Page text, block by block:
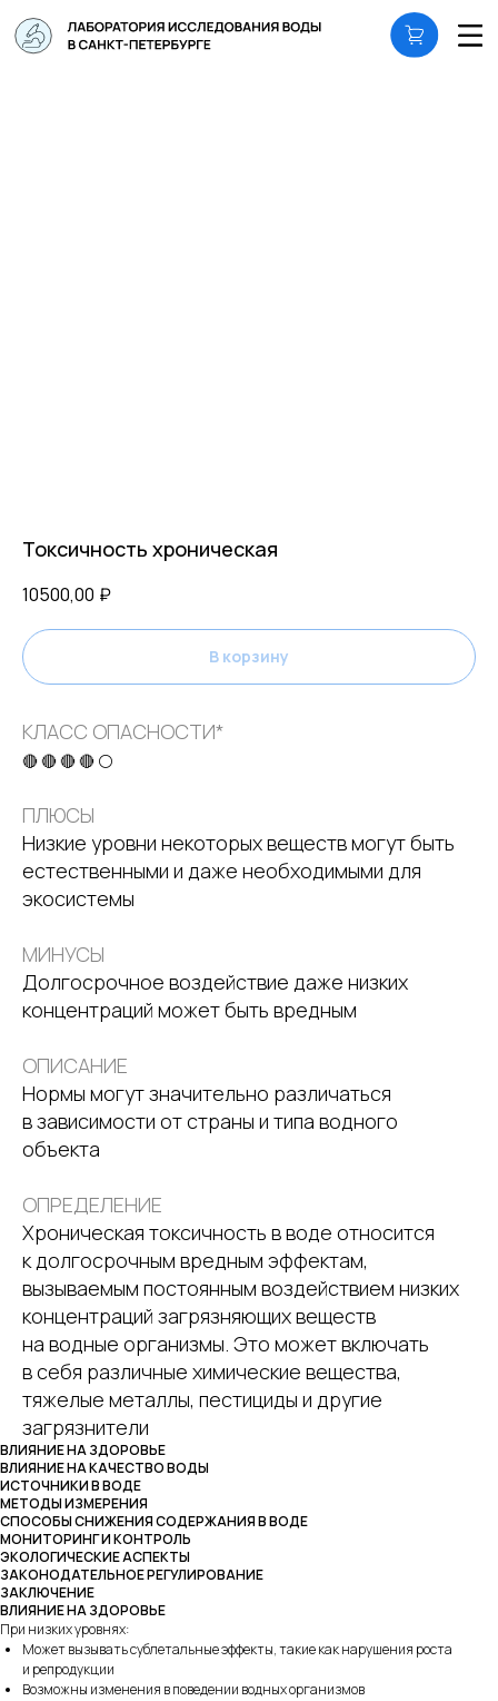
Токсичность хроническая
10500,00 ₽
В корзину
КЛАСС ОПАСНОСТИ*
🔴 🔴 🔴 🔴 ⚪
ПЛЮСЫ
Низкие уровни некоторых веществ могут быть
естественными и даже необходимыми для
экосистемы
МИНУСЫ
Долгосрочное воздействие даже низких
концентраций может быть вредным
ОПИСАНИЕ
Нормы могут значительно различаться
в зависимости от страны и типа водного
объекта
ОПРЕДЕЛЕНИЕ
Хроническая токсичность в воде относится
к долгосрочным вредным эффектам,
вызываемым постоянным воздействием низких
концентраций загрязняющих веществ
на водные организмы. Это может включать
в себя различные химические вещества,
тяжелые металлы, пестициды и другие
загрязнители
ВЛИЯНИЕ НА ЗДОРОВЬЕ
ВЛИЯНИЕ НА КАЧЕСТВО ВОДЫ
ИСТОЧНИКИ В ВОДЕ
МЕТОДЫ ИЗМЕРЕНИЯ
СПОСОБЫ СНИЖЕНИЯ СОДЕРЖАНИЯ В ВОДЕ
МОНИТОРИНГ И КОНТРОЛЬ
ЭКОЛОГИЧЕСКИЕ АСПЕКТЫ
ЗАКОНОДАТЕЛЬНОЕ РЕГУЛИРОВАНИЕ
ЗАКЛЮЧЕНИЕ
ВЛИЯНИЕ НА ЗДОРОВЬЕ
При низких уровнях:
Может вызывать сублетальные эффекты, такие как нарушения роста
и репродукции
Возможны изменения в поведении водных организмов